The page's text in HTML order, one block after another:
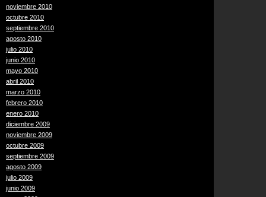
noviembre 2010
octubre 2010
septiembre 2010
agosto 2010
julio 2010
junio 2010
mayo 2010
abril 2010
marzo 2010
febrero 2010
enero 2010
diciembre 2009
noviembre 2009
octubre 2009
septiembre 2009
agosto 2009
julio 2009
junio 2009